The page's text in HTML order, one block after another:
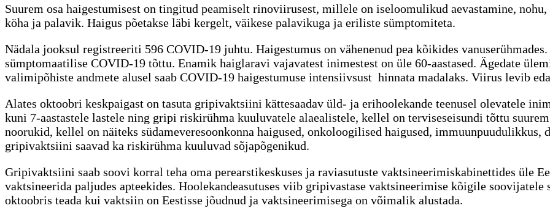
Suurem osa haigestumisest on tingitud peamiselt rinoviirusest, millele on iseloomulikud aevastamine,
köha ja palavik. Haigus põetakse läbi kergelt, väikese palavikuga ja eriliste sümptomiteta.
Nädala jooksul registreeriti 596 COVID-19 juhtu. Haigestumus on vähenenud pea kõikides
sümptomaatilise COVID-19 tõttu. Enamik haiglaravi vajavatest inimestest on üle 60-aastased. Ägedate
valimipõhiste andmete alusel saab COVID-19 haigestumuse intensiivsust hinnata madalaks. Viirus levib
Alates oktoobri keskpaigast on tasuta gripivaktsiini kättesaadav üld- ja erihoolekande teenusel olevatele
kuni 7-aastastele lastele ning gripi riskirühma kuuluvatele alaealistele, kellel on terviseseisundi tõttu
noorukid, kellel on näiteks südameveresoonkonna haigused, onkoloogilised haigused, immuunpuudulikkus,
gripivaktsiini saavad ka riskirühma kuuluvad sõjapõgenikud.
Gripivaktsiini saab soovi korral teha oma perearstikeskuses ja raviasutuste vaktsineerimiskabinettides üle
vaktsineerida paljudes apteekides. Hoolekandeasutuses viib gripivastase vaktsineerimise kõigile soovijatele
oktoobris teada kui vaktsiin on Eestisse jõudnud ja vaktsineerimisega on võimalik alustada.